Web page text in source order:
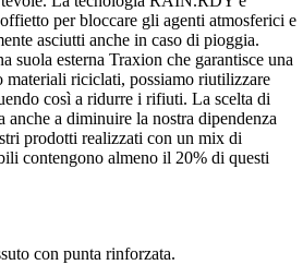
per bloccare gli agenti atmosferici e
asciutti anche in caso di pioggia.
suola esterna Traxion che garantisce una
materiali riciclati, possiamo riutilizzare
così a ridurre i rifiuti. La scelta di
a diminuire la nostra dipendenza
prodotti realizzati con un mix di
contengono almeno il 20% di questi
con punta rinforzata.